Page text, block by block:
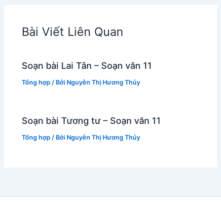
Bài Viết Liên Quan
Soạn bài Lai Tân – Soạn văn 11
Tổng hợp / Bởi Nguyễn Thị Hương Thủy
Soạn bài Tương tư – Soạn văn 11
Tổng hợp / Bởi Nguyễn Thị Hương Thủy